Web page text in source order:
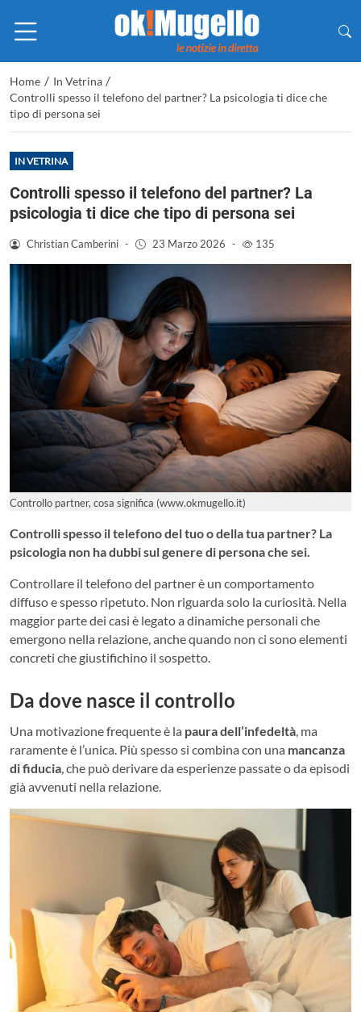
Home / In Vetrina /
Controlli spesso il telefono del partner? La psicologia ti dice che
tipo di persona sei
IN VETRINA
Controlli spesso il telefono del partner? La
psicologia ti dice che tipo di persona sei
Christian Camberini - 23 Marzo 2026 - 135
Controllo partner, cosa significa (www.okmugello.it)
Controlli spesso il telefono del tuo o della tua partner? La
psicologia non ha dubbi sul genere di persona che sei.
Controllare il telefono del partner è un comportamento
diffuso e spesso ripetuto. Non riguarda solo la curiosità. Nella
maggior parte dei casi è legato a dinamiche personali che
emergono nella relazione, anche quando non ci sono elementi
concreti che giustifichino il sospetto.
Da dove nasce il controllo
Una motivazione frequente è la paura dell’infedeltà, ma
raramente è l’unica. Più spesso si combina con una mancanza
di fiducia, che può derivare da esperienze passate o da episodi
già avvenuti nella relazione.